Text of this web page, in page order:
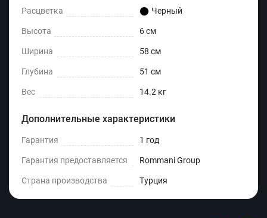
Расцветка Черный
Высота 6 см
Ширина 58 см
Глубина 51 см
Вес 14.2 кг
Дополнительные характеристики
Гарантия 1 год
Гарантия предоставляется Rommani Group
Страна производства Турция